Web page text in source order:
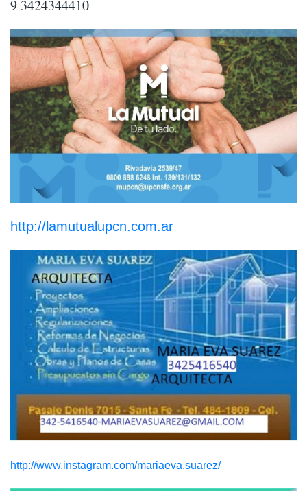
9 3424344410
http://lamutualupcn.com.ar
http://www.instagram.com/mariaeva.suarez/